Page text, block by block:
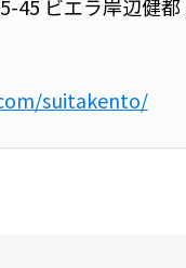
45 ビエラ岸辺健都
suitakento/